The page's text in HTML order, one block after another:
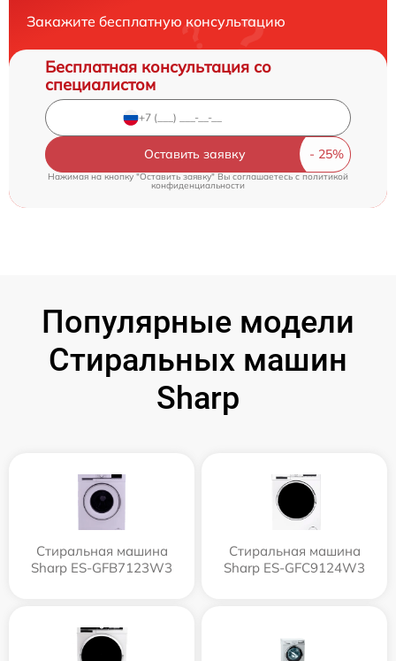
Закажите бесплатную консультацию
Бесплатная консультация со
специалистом
Оставить заявку
Нажимая на кнопку "Оставить заявку" Вы соглашаетесь cполитикой
конфиденциальности
Популярные модели
Стиральных машин
Sharp
Стиральная машина
Sharp ES-GFB7123W3
Стиральная машина
Sharp ES-GFC9124W3